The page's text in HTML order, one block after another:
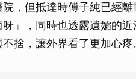
，但抵達時傅子純已經
」，同時也透露遺孀的
捨，讓外界看了更加心疼